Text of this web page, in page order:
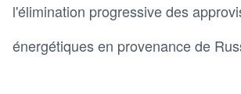
l'élimination progressive des
énergétiques en provenance de